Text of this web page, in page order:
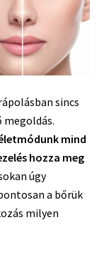
sincs
megoldás.
mind
hozza meg
úgy
a bőrük
milyen